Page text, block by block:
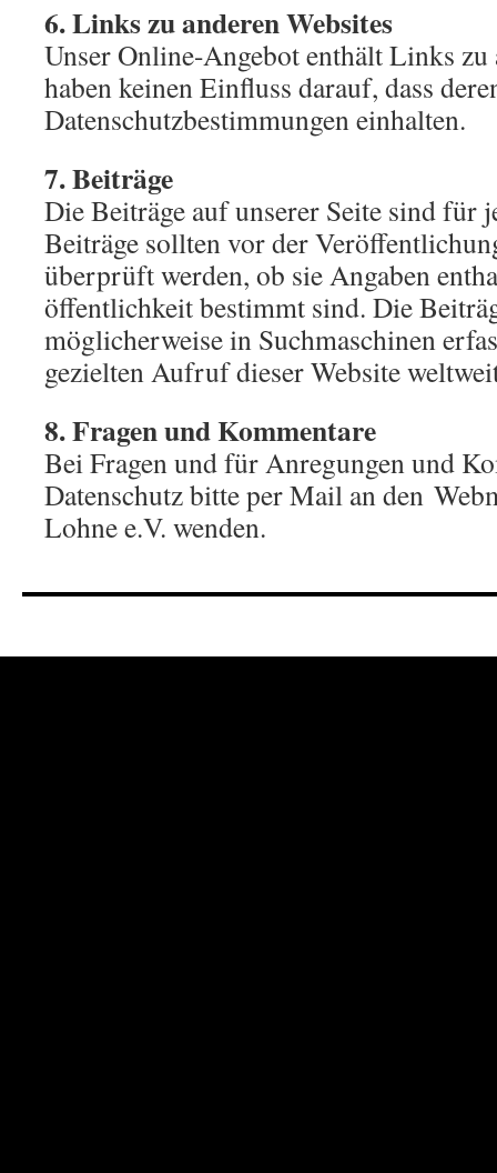
6. Links zu anderen Websites
Unser Online-Angebot enthält Links zu
haben keinen Einfluss darauf, dass
Datenschutzbestimmungen einhalten.
7. Beiträge
Die Beiträge auf unserer Seite sind für
Beiträge sollten vor der
überprüft werden, ob sie Angaben
öffentlichkeit bestimmt sind. Die
möglicherweise in Suchmaschinen
gezielten Aufruf dieser Website
8. Fragen und Kommentare
Bei Fragen und für Anregungen und
Datenschutz bitte per Mail an den
Lohne e.V. wenden.